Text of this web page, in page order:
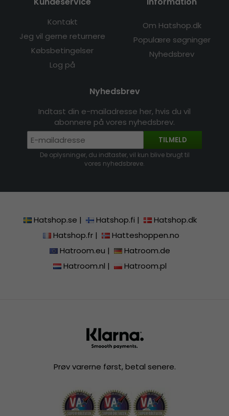
Kontakt
Jeg vil gerne returnere
Købsbetingelser
Log på
Om Hatshop.dk
Populære søgninger
Nyhedsbrev
Nyhedsbrev
Indtast din e-mailadresse her, hvis du vil
abonnere på vores nyhedsbrev.
TILMELD
De oplysninger, du indtaster, vil kun blive brugt til
vores nyhedsbreve.
Hatshop.se | Hatshop.fi |
Hatshop.dk
Hatshop.fr|
Hatteshoppen.no
Hatroom.eu |
Hatroom.de
Hatroom.nl | Hatroom.pl
Prøv varerne først, betal senere.